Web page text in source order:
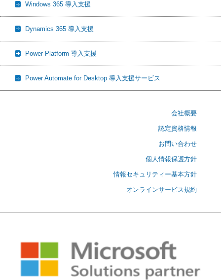
Windows 365 導入支援
Dynamics 365 導入支援
Power Platform 導入支援
Power Automate for Desktop 導入支援サービス
会社概要
認定資格情報
お問い合わせ
個人情報保護方針
情報セキュリティー基本方針
オンラインサービス規約